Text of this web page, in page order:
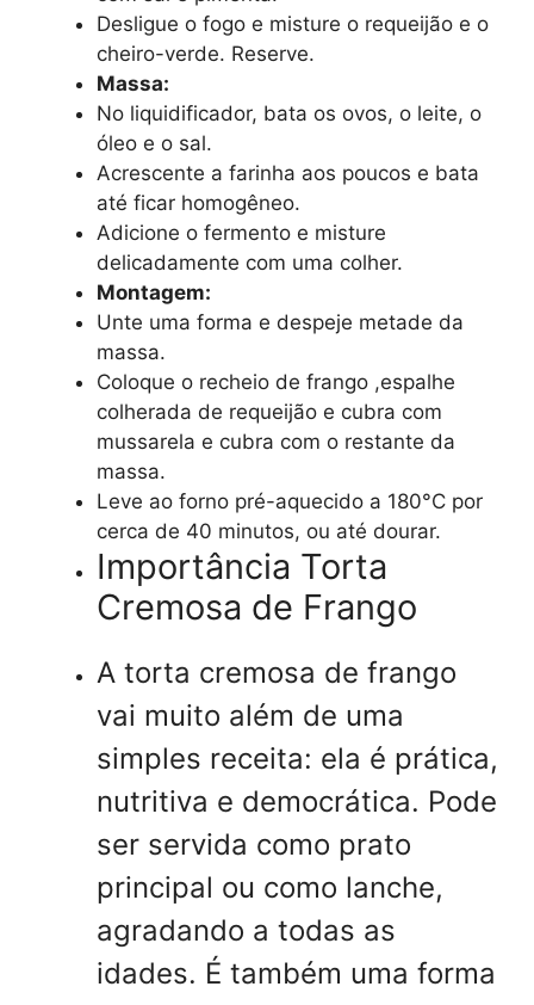
Desligue o fogo e misture o requeijão e o
cheiro-verde. Reserve.
Massa:
No liquidificador, bata os ovos, o leite, o
óleo e o sal.
Acrescente a farinha aos poucos e bata
até ficar homogêneo.
Adicione o fermento e misture
delicadamente com uma colher.
Montagem:
Unte uma forma e despeje metade da
massa.
Coloque o recheio de frango ,espalhe
colherada de requeijão e cubra com
mussarela e cubra com o restante da
massa.
Leve ao forno pré-aquecido a 180°C por
cerca de 40 minutos, ou até dourar.
Importância Torta
Cremosa de Frango
A torta cremosa de frango
vai muito além de uma
simples receita: ela é prática,
nutritiva e democrática. Pode
ser servida como prato
principal ou como lanche,
agradando a todas as
idades. É também uma forma